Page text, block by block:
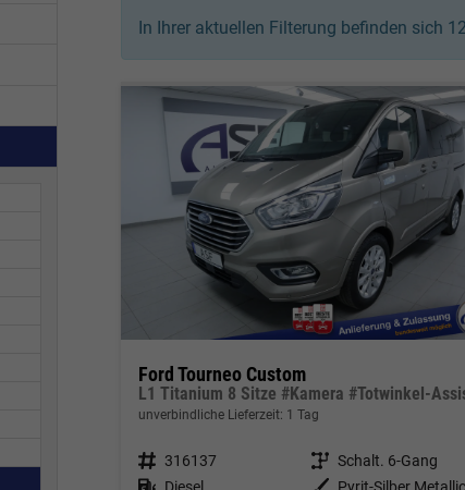
In Ihrer aktuellen Filterung befinden sich 12
Ford Tourneo Custom
unverbindliche Lieferzeit: 1 Tag
Fahrzeugnr. 316137 Getriebe Schalt. 6-Gang
Kraftstoff Diesel Außenfarbe
Pyrit-Silber Metallic